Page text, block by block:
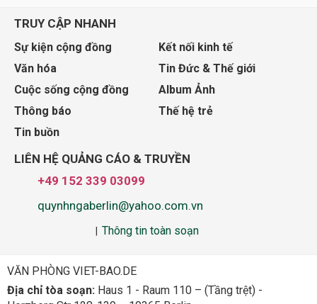
TRUY CẬP NHANH
Sự kiện cộng đồng
Kết nối kinh tế
Văn hóa
Tin Đức & Thế giới
Cuộc sống cộng đồng
Album Ảnh
Thông báo
Thế hệ trẻ
Tin buồn
LIÊN HỆ QUẢNG CÁO & TRUYỀN
+49 152 339 03099
quynhngaberlin@yahoo.com.vn
| Thông tin toàn soạn
VĂN PHÒNG VIET-BAO.DE
Địa chỉ tòa soạn: Haus 1 - Raum 110 – (Tầng trệt) -